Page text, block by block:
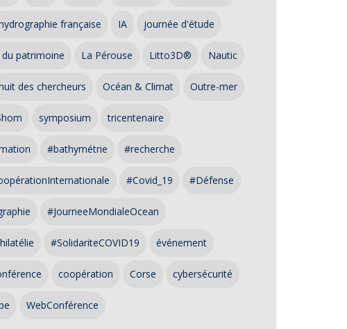
française IA journée d'étude
patrimoine La Pérouse Litto3D® Nautic
des chercheurs Océan & Climat Outre-mer
symposium tricentenaire
#bathymétrie #recherche
#Covid_19 #Défense
#JourneeMondialeOcean
#SolidariteCOVID19 événement
coopération Corse cybersécurité
WebConférence